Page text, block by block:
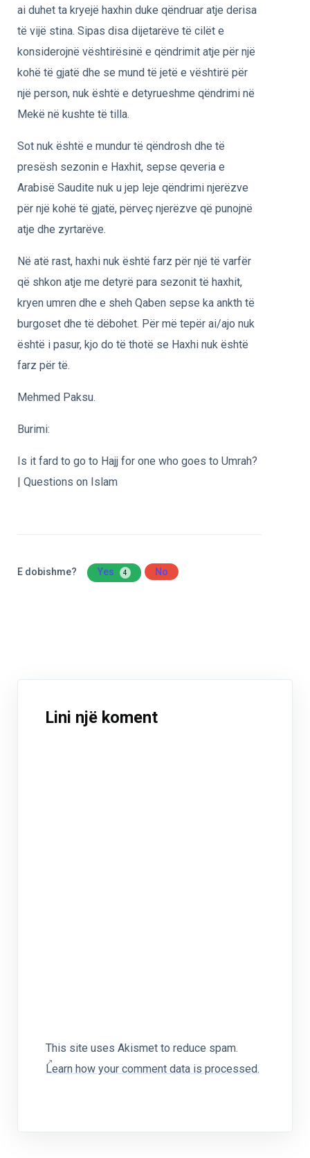
ai duhet ta kryejë haxhin duke qëndruar atje derisa
të vijë stina. Sipas disa dijetarëve të cilët e
konsiderojnë vështirësinë e qëndrimit atje për një
kohë të gjatë dhe se mund të jetë e vështirë për
një person, nuk është e detyrueshme qëndrimi në
Mekë në kushte të tilla.
Sot nuk është e mundur të qëndrosh dhe të
presësh sezonin e Haxhit, sepse qeveria e
Arabisë Saudite nuk u jep leje qëndrimi njerëzve
për një kohë të gjatë, përveç njerëzve që punojnë
atje dhe zyrtarëve.
Në atë rast, haxhi nuk është farz për një të varfër
që shkon atje me detyrë para sezonit të haxhit,
kryen umren dhe e sheh Qaben sepse ka ankth të
burgoset dhe të dëbohet. Për më tepër ai/ajo nuk
është i pasur, kjo do të thotë se Haxhi nuk është
farz për të.
Mehmed Paksu.
Burimi:
Is it fard to go to Hajj for one who goes to Umrah?
| Questions on Islam
E dobishme? Yes 4 No
Lini një koment
This site uses Akismet to reduce spam.
Learn how your comment data is processed.